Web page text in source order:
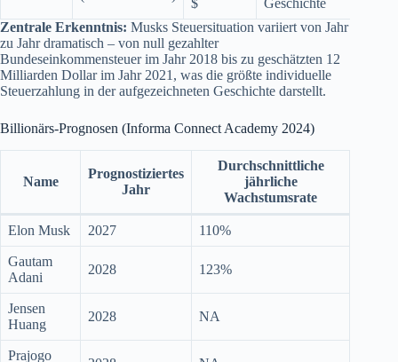
$
Geschichte
Zentrale Erkenntnis: Musks Steuersituation variiert von Jahr
zu Jahr dramatisch – von null gezahlter
Bundeseinkommensteuer im Jahr 2018 bis zu geschätzten 12
Milliarden Dollar im Jahr 2021, was die größte individuelle
Steuerzahlung in der aufgezeichneten Geschichte darstellt.
Billionärs-Prognosen (Informa Connect Academy 2024)
Name
Prognostiziertes
Jahr
Durchschnittliche
jährliche
Wachstumsrate
Elon Musk 2027 110%
Gautam
Adani
2028 123%
Jensen
Huang
2028 NA
Prajogo